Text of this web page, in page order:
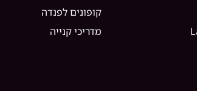
קופונים לפנדה
מדריכי קנייה